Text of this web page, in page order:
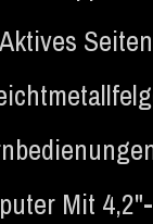
Aktives
Mit